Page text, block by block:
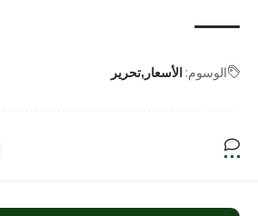
الوسوم: الأسعار تحرير